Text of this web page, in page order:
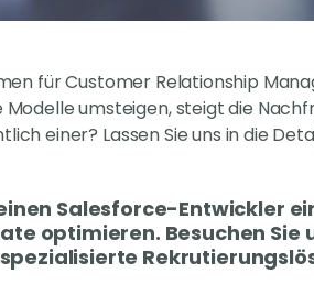
für Customer Relationship
umsteigen, steigt die
einer? Lassen Sie uns in die
Salesforce-Entwickler
optimieren. Besuchen Sie